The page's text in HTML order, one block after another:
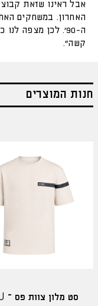
אבל ראינו שזאת
האחרון. במשחקים
ה-90׳. לכן מצפה
קשה".
חנות המוצרים
סט מלון צוות פס – FCBJ